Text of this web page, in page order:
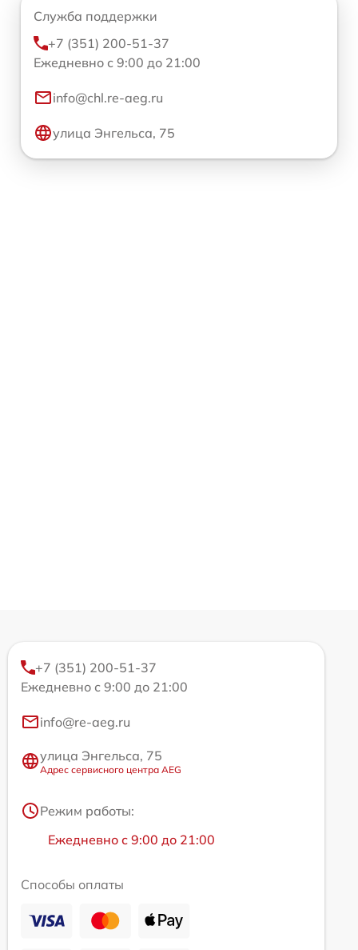
Служба поддержки
+7 (351) 200-51-37
Ежедневно с 9:00 до 21:00
info@chl.re-aeg.ru
улица Энгельса, 75
+7 (351) 200-51-37
Ежедневно с 9:00 до 21:00
info@re-aeg.ru
улица Энгельса, 75
Адрес сервисного центра AEG
Режим работы:
Ежедневно с 9:00 до 21:00
Способы оплаты